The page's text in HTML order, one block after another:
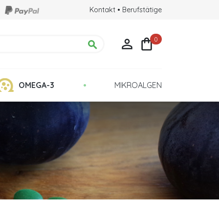
Kontakt • Berufstätige
  0
Qualität: Kultur in Glasröhrchen
OMEGA-3 • MIKROALGEN